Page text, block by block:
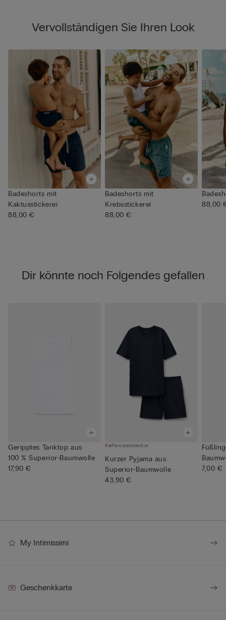
Vervollständigen Sie Ihren Look
Badeshorts mit
Kaktusstickerei
88,00 €
Badeshorts mit
Krebsstickerei
88,00 €
88,00
Dir könnte noch Folgendes gefallen
Geripptes Tanktop aus
100 % Superior-Baumwolle
17,90 €
Personalisierbar
Kurzer Pyjama aus
Superior-Baumwolle
43,90 €
7,00 €
My Intimissimi
Geschenkkarte